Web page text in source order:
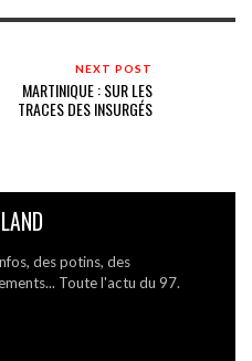
NEXT POST
MARTINIQUE : SUR LES
TRACES DES INSURGÉS
des potins, des
Toute l'actu du 97.